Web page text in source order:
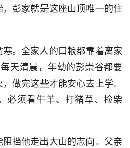
彭家就是这座山顶唯一的住
。全家人的口粮都靠着离家
天清晨，年幼的彭崇谷都要
做完这些才能安心去上学。
必须看牛羊、打猪草、捡柴
挡他走出大山的志向。父亲